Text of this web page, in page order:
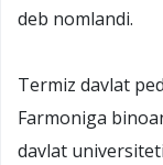
deb nomlandi.
Termiz davlat
Farmoniga
davlat